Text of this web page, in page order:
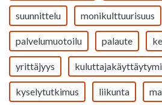
suunnittelu monikulttuurisuus
palvelumuotoilu palaute
yrittäjyys
kyselytutkimus liikunta